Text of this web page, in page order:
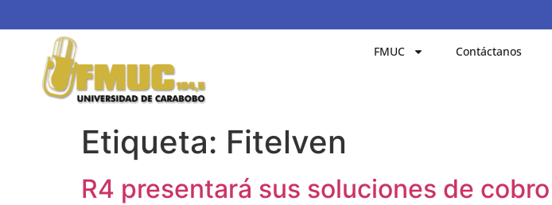
FMUC Contáctanos
Etiqueta: Fitelven
R4 presentará sus soluciones de